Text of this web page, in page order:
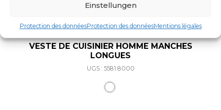
Einstellungen
Protection des donnéesProtection des donnéesMentions légales
VESTE DE CUISINIER HOMME MANCHES
LONGUES
UGS : 5581.8000